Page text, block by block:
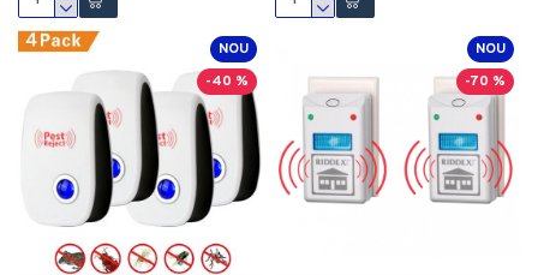
NOU
-40 %
NOU
-70 %